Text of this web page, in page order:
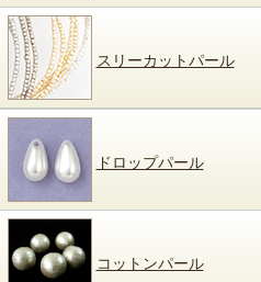
スリーカットパール
ドロップパール
コットンパール